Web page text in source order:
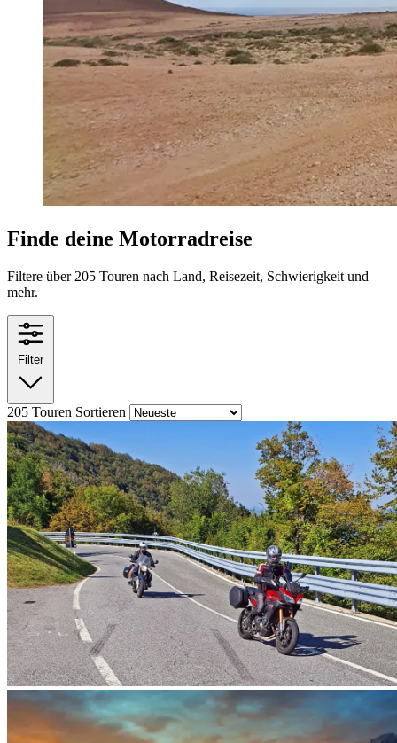
Finde deine Motorradreise
Filtere über 205 Touren nach Land, Reisezeit, Schwierigkeit und
mehr.
Filter
205 Touren Sortieren